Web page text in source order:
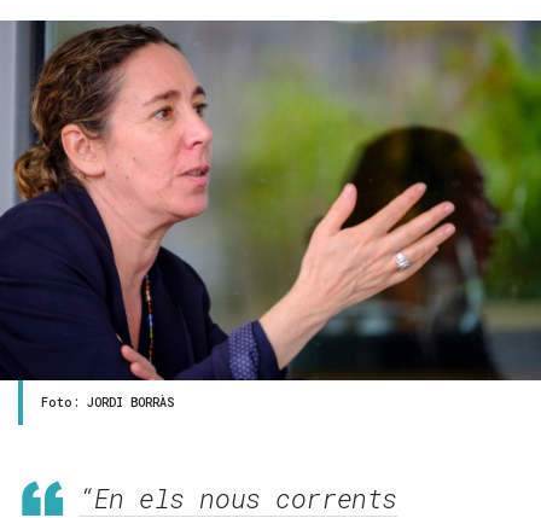
Foto: JORDI BORRÀS
“En els nous corrents